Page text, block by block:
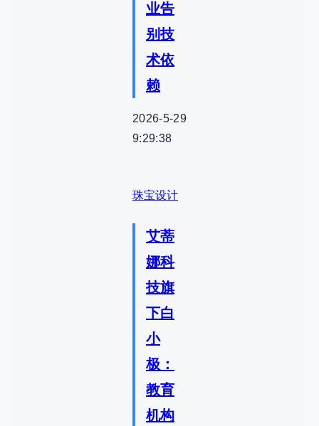
业告
别技
术依
赖
2026-5-29
9:29:38
珠宝设计
艾蒂
娜科
技旗
下白
小
极：
教育
机构